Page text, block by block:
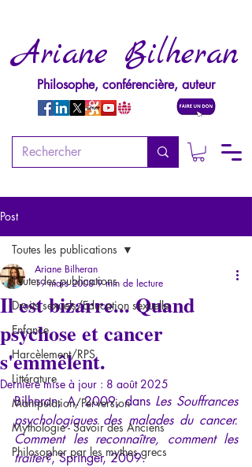
Ariane Bilheran
Philosophe, conférencière, auteur
Post
Toutes les publications
Droits sexuels/Education sexuelle
Enfance
Harcèlement/RPS
Littérature
Manipulation/Perversion
Mythologie - Savoir des Anciens
Philosopher par les mythes grecs
Toutes les publications
Il est bizarre... Quand
psychose et cancer
s'emmêlent.
Ariane Bilheran
19 mars 2008 9 min de lecture
Dernière mise à jour : 8 août 2025
Bilheran, A. 2009, dans Les Souffrances
psychologiques des malades du cancer.
Comment les reconnaître, comment les
traiter?, Springer, 2009.